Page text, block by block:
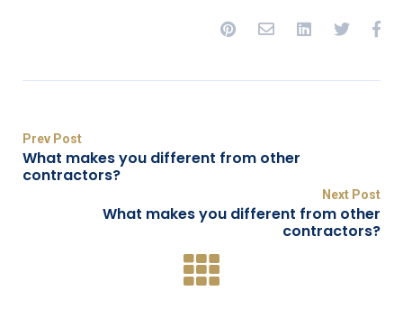
Prev Post
What makes you different from other
contractors?
Next Post
What makes you different from other
contractors?